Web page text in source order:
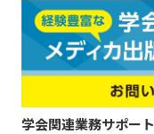
学会関連業務サポート